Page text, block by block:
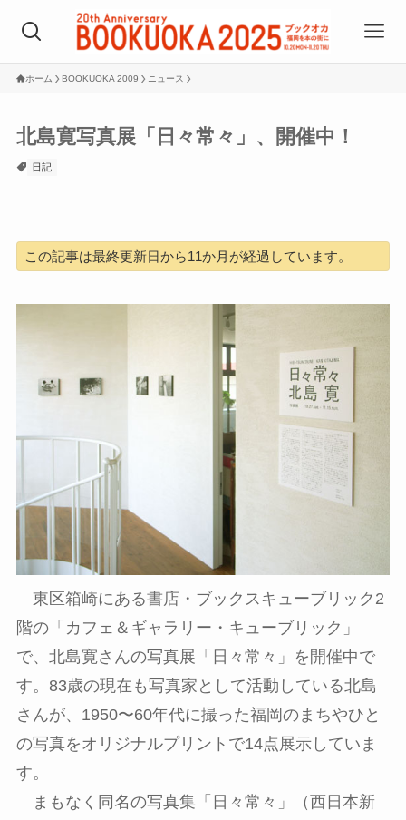
ホーム BOOKUOKA 2009 ニュース
北島寛写真展「日々常々」、開催中！
日記
この記事は最終更新日から11か月が経過しています。
東区箱崎にある書店・ブックスキューブリック2
階の「カフェ＆ギャラリー・キューブリック」
で、北島寛さんの写真展「日々常々」を開催中で
す。83歳の現在も写真家として活動している北島
さんが、1950〜60年代に撮った福岡のまちやひと
の写真をオリジナルプリントで14点展示していま
す。
まもなく同名の写真集「日々常々」（西日本新